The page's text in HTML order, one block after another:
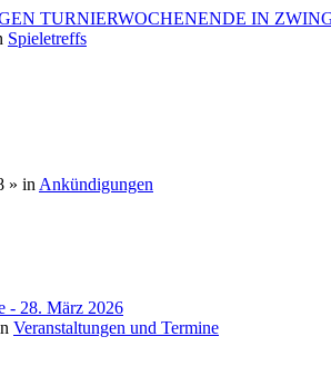
TURNIERWOCHENENDE IN
Spieletreffs
» in Ankündigungen
- 28. März 2026
Veranstaltungen und Termine